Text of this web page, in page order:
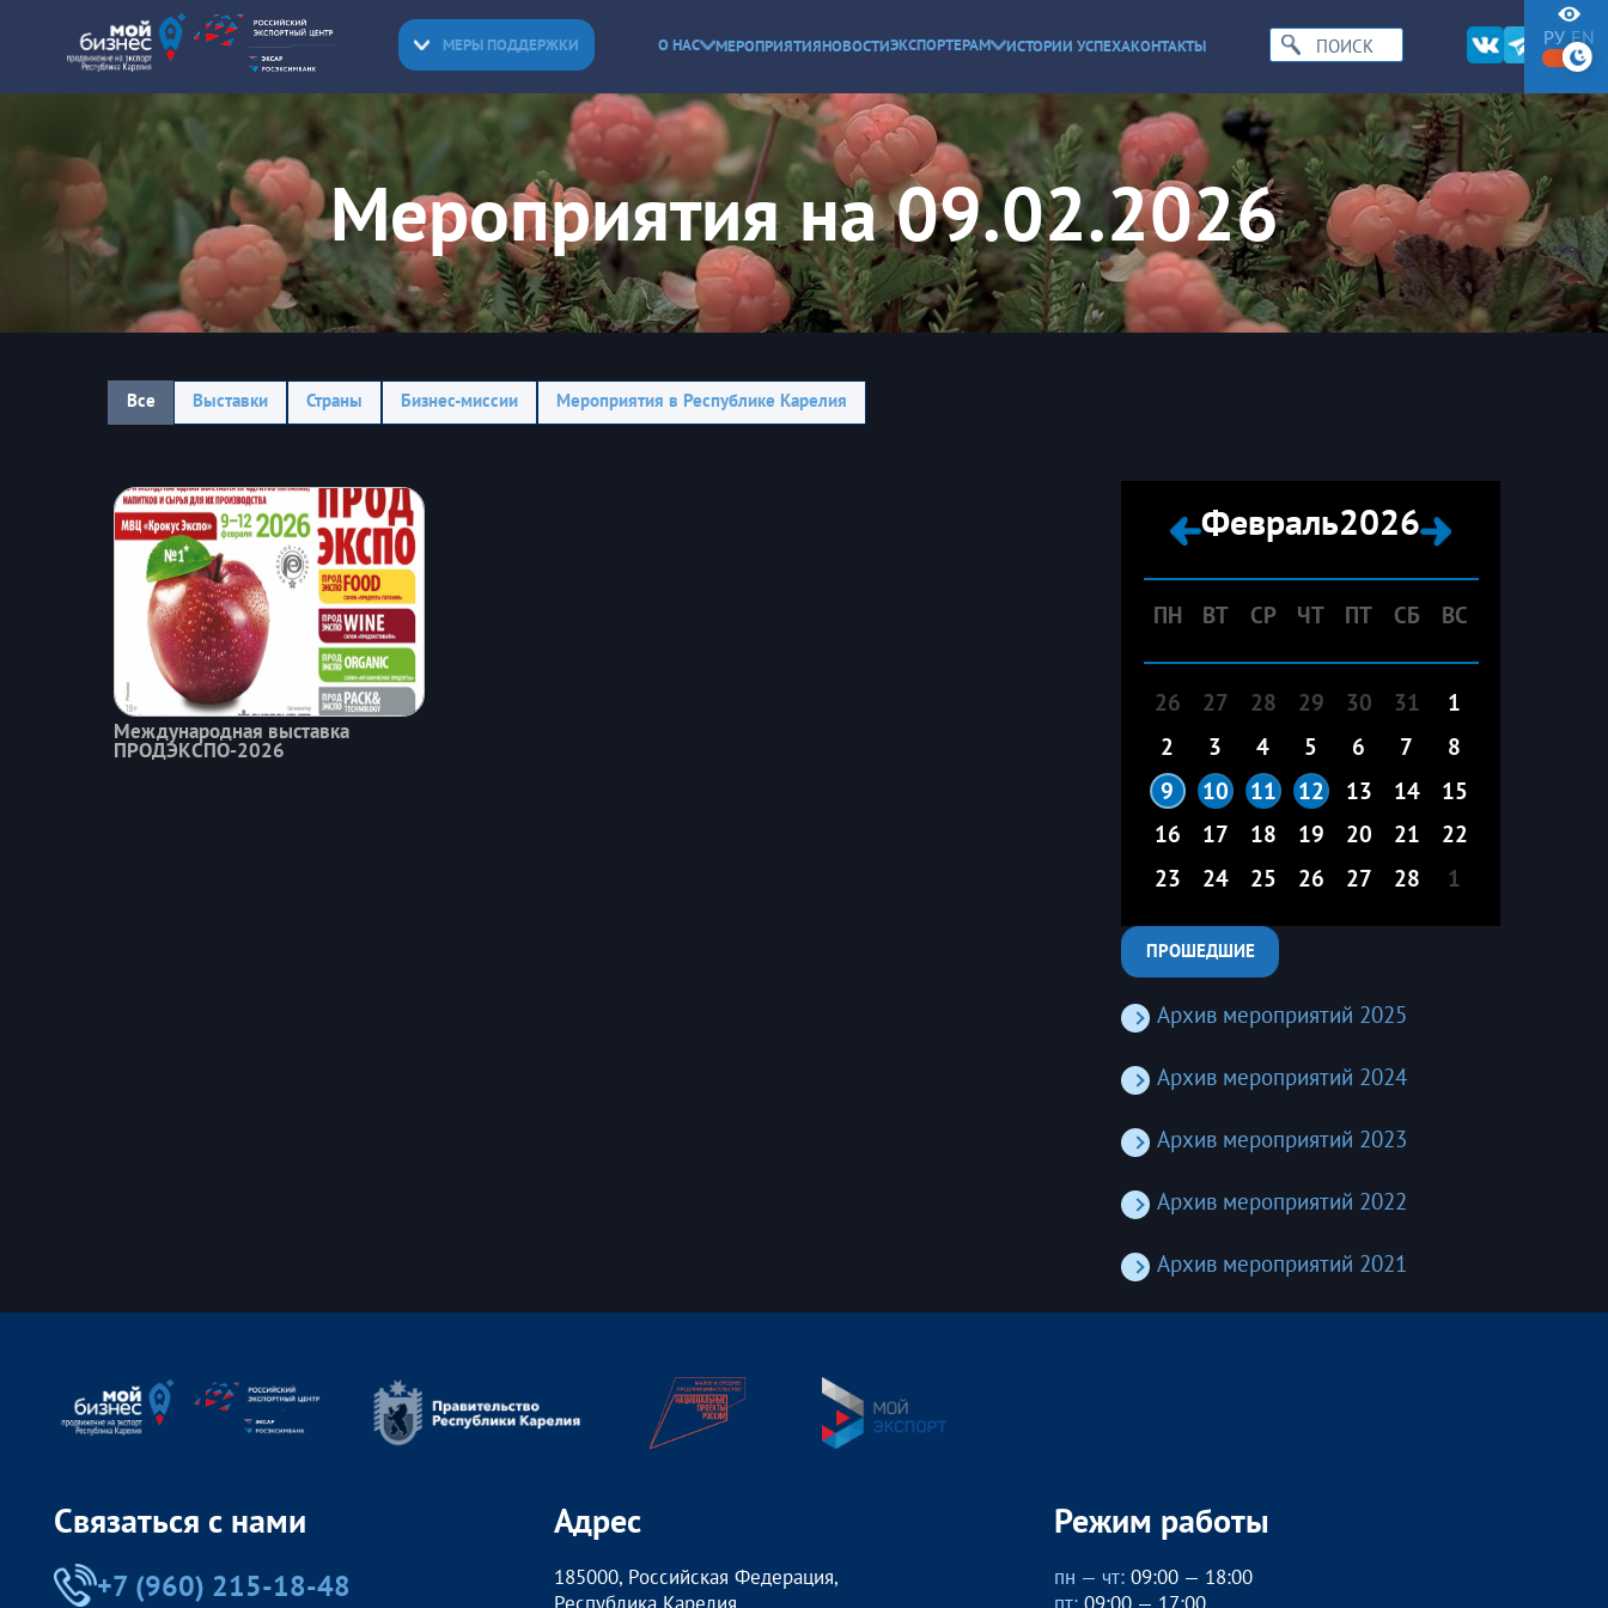
МЕРЫ ПОДДЕРЖКИ О НАС МЕРОПРИЯТИЯНОВОСТИЭКСПОРТЕРАМ ИСТОРИИ УСПЕХАКОНТАКТЫ РУ EN
Мероприятия на 09.02.2026
Все Выставки Страны Бизнес-миссии Мероприятия в Республике Карелия
Международная выставка
ПРОДЭКСПО-2026
Февраль2026
ПН ВТ СР ЧТ ПТ СБ ВС
26 27 28 29 30 31
1
2
3 4 5 6 7
8
9
10 11 12 13 14
15
16
17 18 19 20 21
22
23
24 25 26 27 28 1
ПРОШЕДШИЕ
Архив мероприятий 2025
Архив мероприятий 2024
Архив мероприятий 2023
Архив мероприятий 2022
Архив мероприятий 2021
Связаться с нами
+7 (960) 215-18-48
Адрес
185000, Российская Федерация,
Республика Карелия
Режим работы
пн — чт: 09:00 — 18:00
пт: 09:00 — 17:00